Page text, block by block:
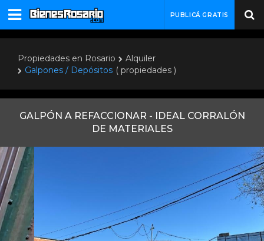
PUBLICÁ GRATIS
Propiedades en Rosario
Alquiler
Galpones / Depósitos ( propiedades )
GALPÓN A REFACCIONAR - IDEAL CORRALÓN
DE MATERIALES